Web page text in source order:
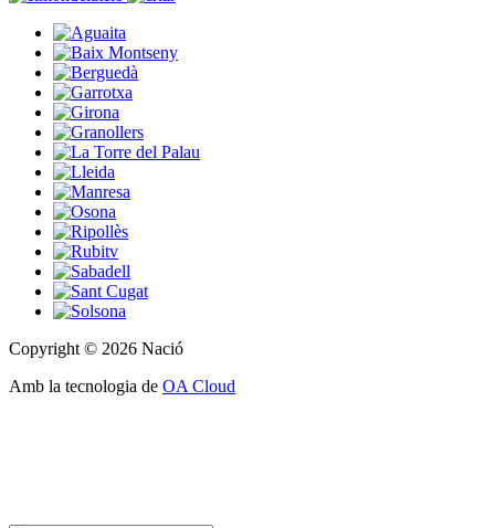
Copyright © 2026 Nació
Amb la tecnologia de OA Cloud